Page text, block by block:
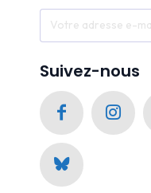
Suivez-nous